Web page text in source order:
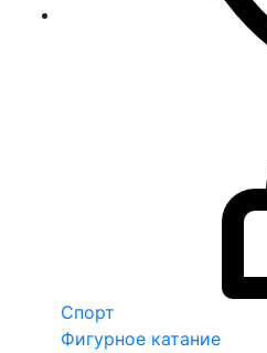
Спорт
Фигурное катание